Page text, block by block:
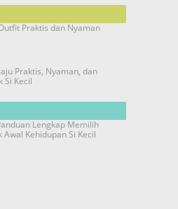
Praktis dan Nyaman
Praktis, Nyaman, dan
Si Kecil
Lengkap Memilih
Kehidupan Si Kecil